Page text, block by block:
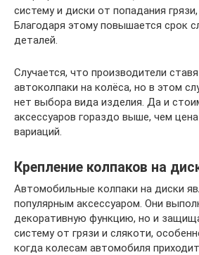
систему и диски от попадания
Благодаря этому повышается срок
деталей.
Случается, что производители
автоколпаки на колёса, но в этом
нет выбора вида изделия. Да и
аксессуаров гораздо выше, чем
вариаций.
Крепление колпаков на
Автомобильные колпаки на диски
популярным аксессуаром. Они
декоративную функцию, но и
систему от грязи и слякоти,
когда колесам автомобиля